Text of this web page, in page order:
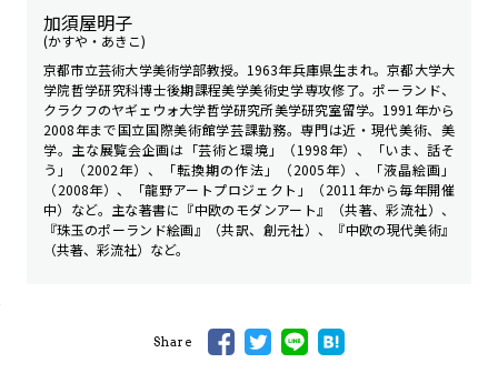
加須屋明子
(かすや・あきこ)
京都市立芸術大学美術学部教授。1963年兵庫県生まれ。京都大学大
学院哲学研究科博士後期課程美学美術史学専攻修了。ポーランド、
クラクフのヤギェウォ大学哲学研究所美学研究室留学。1991年から
2008年まで国立国際美術館学芸課勤務。専門は近・現代美術、美
学。主な展覧会企画は「芸術と環境」（1998年）、「いま、話そ
う」（2002年）、「転換期の作法」（2005年）、「液晶絵画」
（2008年）、「龍野アートプロジェクト」（2011年から毎年開催
中）など。主な著書に『中欧のモダンアート』（共著、彩流社）、
『珠玉のポーランド絵画』（共訳、創元社）、『中欧の現代美術』
（共著、彩流社）など。
Share